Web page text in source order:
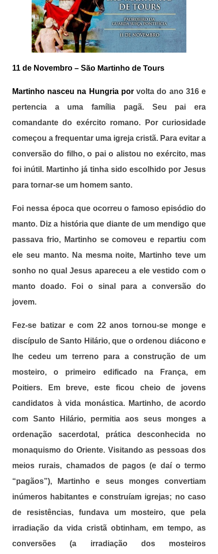
11 de Novembro – São Martinho de Tours
Martinho nasceu na Hungria porvolta do ano 316 e
pertencia a uma família pagã. Seu pai era
comandante do exército romano. Por curiosidade
começou a frequentar uma igreja cristã. Para evitar a
conversão do filho, o pai o alistou no exército, mas
foi inútil. Martinho já tinha sido escolhido por Jesus
para tornar-se um homem santo.
Foi nessa época que ocorreu o famoso episódio do
manto. Diz a história que diante de um mendigo que
passava frio, Martinho se comoveu e repartiu com
ele seu manto. Na mesma noite, Martinho teve um
sonho no qual Jesus apareceu a ele vestido com o
manto doado. Foi o sinal para a conversão do
jovem.
Fez-se batizar e com 22 anos tornou-se monge e
discípulo de Santo Hilário, que o ordenou diácono e
lhe cedeu um terreno para a construção de um
mosteiro, o primeiro edificado na França, em
Poitiers. Em breve, este ficou cheio de jovens
candidatos à vida monástica. Martinho, de acordo
com Santo Hilário, permitia aos seus monges a
ordenação sacerdotal, prática desconhecida no
monaquismo do Oriente. Visitando as pessoas dos
meios rurais, chamados de pagos (e daí o termo
“pagãos”), Martinho e seus monges convertiam
inúmeros habitantes e construíam igrejas; no caso
de resistências, fundava um mosteiro, que pela
irradiação da vida cristã obtinham, em tempo, as
conversões (a irradiação dos mosteiros